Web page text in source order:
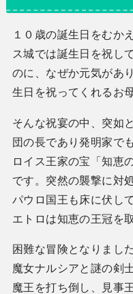
１０歳の誕生日をむか
ス城では誕生日を祝し
のに、なぜか元気があ
生日を祝ってくれるお
そんな祝宴の中、突如
団の長であり発明家で
ロイス王家の宝「知恵
です。突然の襲撃に対
パウロ国王も床に伏し
エトロは知恵の王冠を
困難な冒険となりまし
魔女ナルシアと謎の剣
魔王を打ち倒し、見事